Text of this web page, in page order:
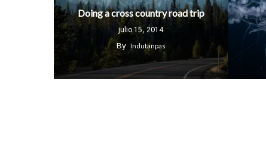
Doing a cross country road trip
julio 15, 2014
By Indutanpas